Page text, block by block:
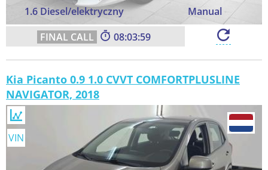
1.6 Diesel/elektryczny
Manual
08:03:57
Kia Picanto 0.9 1.0 CVVT COMFORTPLUSLINE
NAVIGATOR, 2018
VIN